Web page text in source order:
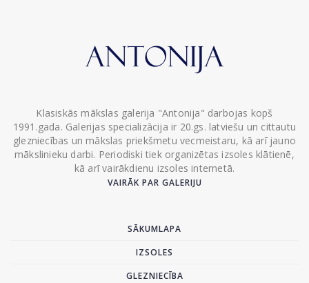
Klasiskās mākslas galerija "Antonija" darbojas kopš
1991.gada. Galerijas specializācija ir 20.gs. latviešu un cittautu
glezniecības un mākslas priekšmetu vecmeistaru, kā arī jauno
mākslinieku darbi. Periodiski tiek organizētas izsoles klātienē,
kā arī vairākdienu izsoles internetā.
VAIRĀK PAR GALERIJU
SĀKUMLAPA
IZSOLES
GLEZNIECĪBA